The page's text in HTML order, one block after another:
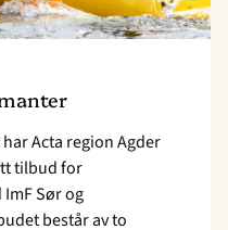
Acta region Agder
tilbud for
Sør og
består av to